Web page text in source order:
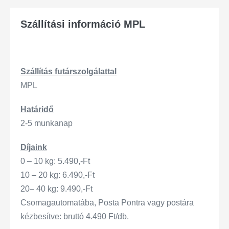
Szállítási információ MPL
Szállítás futárszo lgálattal
MPL
Határidő
2-5 munkanap
Díjaink
0 – 10 kg: 5.490,-Ft
10 – 20 kg: 6.490,-Ft
20– 40 kg: 9.490,-Ft
Csomagautomatába, Posta Pontra vagy postára
kézbesítve: bruttó 4.490 Ft/db.